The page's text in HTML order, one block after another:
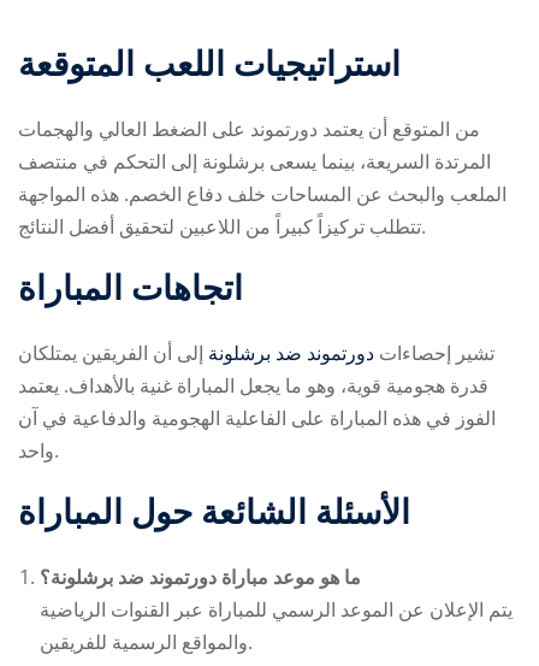
استراتيجيات اللعب المتوقعة
من المتوقع أن يعتمد دورتموند على الضغط العالي والهجمات
المرتدة السريعة، بينما يسعى برشلونة إلى التحكم في منتصف
الملعب والبحث عن المساحات خلف دفاع الخصم. هذه المواجهة
تتطلب تركيزاً كبيراً من اللاعبين لتحقيق أفضل النتائج.
اتجاهات المباراة
تشير إحصاءات دورتموند ضد برشلونة إلى أن الفريقين يمتلكان
قدرة هجومية قوية، وهو ما يجعل المباراة غنية بالأهداف. يعتمد
الفوز في هذه المباراة على الفاعلية الهجومية والدفاعية في آن
واحد.
الأسئلة الشائعة حول المباراة
ما هو موعد مباراة دورتموند ضد برشلونة؟
يتم الإعلان عن الموعد الرسمي للمباراة عبر القنوات الرياضية
والمواقع الرسمية للفريقين.